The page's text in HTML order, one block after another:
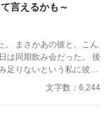
言えるかも～
。 まさかあの彼と、こん
、彼が好きだったんだと
文字数：6,244